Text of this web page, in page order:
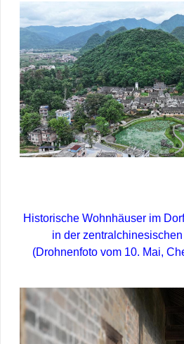
Historische Wohnhäuser im
in der
(Drohnenfoto vom 10. Mai,